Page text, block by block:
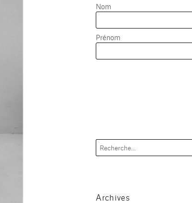
Nom
Prénom
Recherche
pour :
Archives